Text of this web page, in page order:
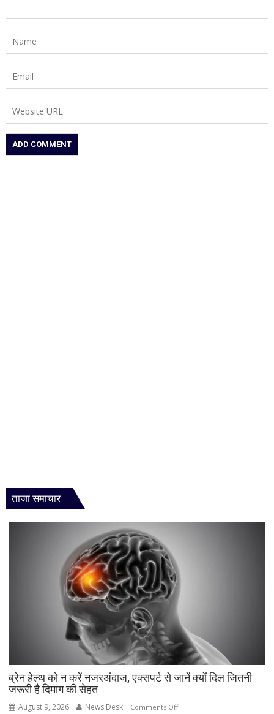
नवीन
मुलाकात
ताजा समाचार
ब्रेन हेल्थ को न करें नजरअंदाज, एक्सपर्ट से जानें क्यों दिल जितनी
जरूरी है दिमाग की सेहत
August 9, 2026 News Desk Comments Offon